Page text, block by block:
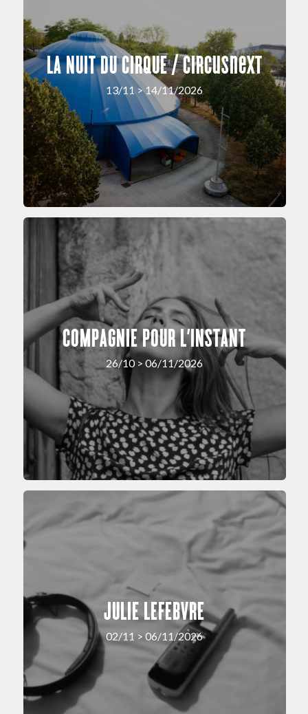
LA NUIT DU CIRQUE / circusnext
13/11 > 14/11/2026
COMPAGNIE POUR L’INSTANT
26/10 > 06/11/2026
JULIE LEFEBVRE
02/11 > 06/11/2026